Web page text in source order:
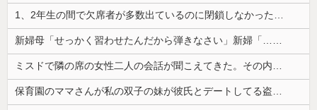
1、2年生の間で欠席者が多数出ているのに閉鎖しなかったせいで私立高一般入試週の前に3年生で感染爆発
新婦母「せっかく習わせたんだから弾きなさい」新婦「…」→披露宴で繰り広げられた親子のやり取りに周囲は困惑し…
ミスドで隣の席の女性二人の会話が聞こえてきた。その内容が、旦那と離婚したくてでっち上げのDV証拠を...
保育園のママさんが私の双子の妹が彼氏とデートしてる盗み撮り画像を見せて「あとはわかるよね？とりあえず5万を家に持ってきて」と脅してきた